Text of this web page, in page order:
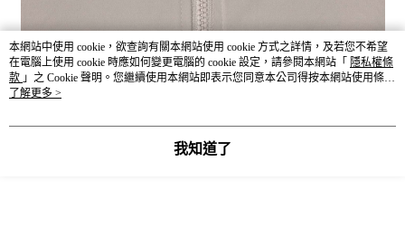
本網站中使用 cookie，欲查詢有關本網站使用 cookie 方式之詳情，及若您不希望
在電腦上使用 cookie 時應如何變更電腦的 cookie 設定，請參閱本網站「 隱私權條
款 」之 Cookie 聲明。您繼續使用本網站即表示您同意本公司得按本網站使用條款
之 Cookie 聲明使用 cookie。
了解更多 >
我知道了